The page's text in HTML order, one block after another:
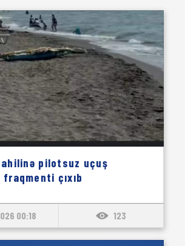
pilotsuz uçuş
fraqmenti çıxıb
00:18 123